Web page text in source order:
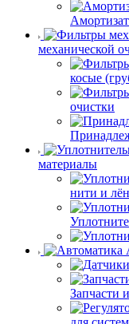
механической
косые
очистки
материалы
нити и лён
Запчасти